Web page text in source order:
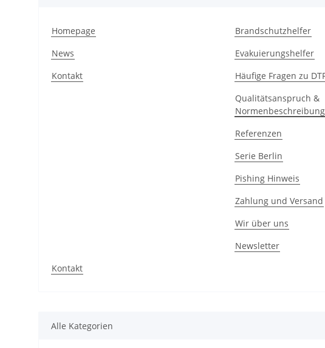
Homepage
News
Kontakt
Brandschutzhelfer
Evakuierungshelfer
Häufige Fragen zu
Qualitätsanspruch &
Referenzen
Serie Berlin
Pishing Hinweis
Zahlung und Versand
Wir über uns
Newsletter
Kontakt
Alle Kategorien